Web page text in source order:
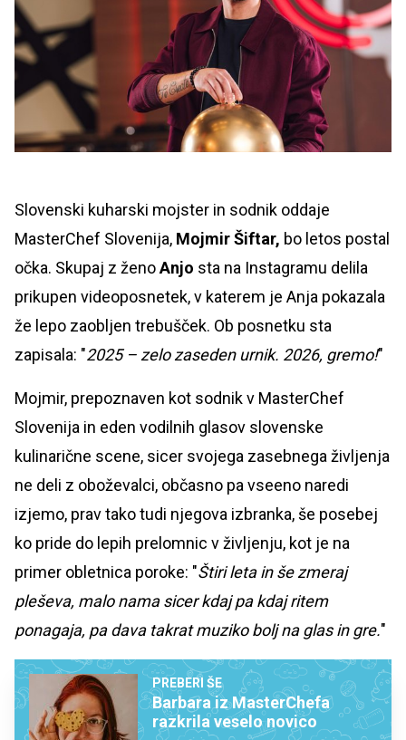
Slovenski kuharski mojster in sodnik oddaje
MasterChef Slovenija, Mojmir Šiftar, bo letos postal
očka. Skupaj z ženoAnjo sta na Instagramu delila
prikupen videoposnetek, v katerem je Anja pokazala
že lepo zaobljen trebušček. Ob posnetku sta
zapisala: "2025 – zelo zaseden urnik. 2026, gremo!"
Mojmir, prepoznaven kot sodnik v MasterChef
Slovenija in eden vodilnih glasov slovenske
kulinarične scene, sicer svojega zasebnega življenja
ne deli z oboževalci, občasno pa vseeno naredi
izjemo, prav tako tudi njegova izbranka, še posebej
ko pride do lepih prelomnic v življenju, kot je na
primer obletnica poroke: "Štiri leta in še zmeraj
pleševa, malo nama sicer kdaj pa kdaj ritem
ponagaja, pa dava takrat muziko bolj na glas in gre."
PREBERI ŠE
Barbara iz MasterChefa
razkrila veselo novico